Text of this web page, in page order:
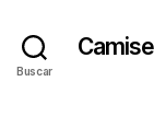
Buscar